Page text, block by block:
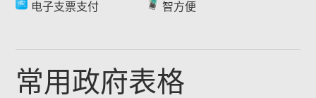
电子支票支付 智方便
常用政府表格